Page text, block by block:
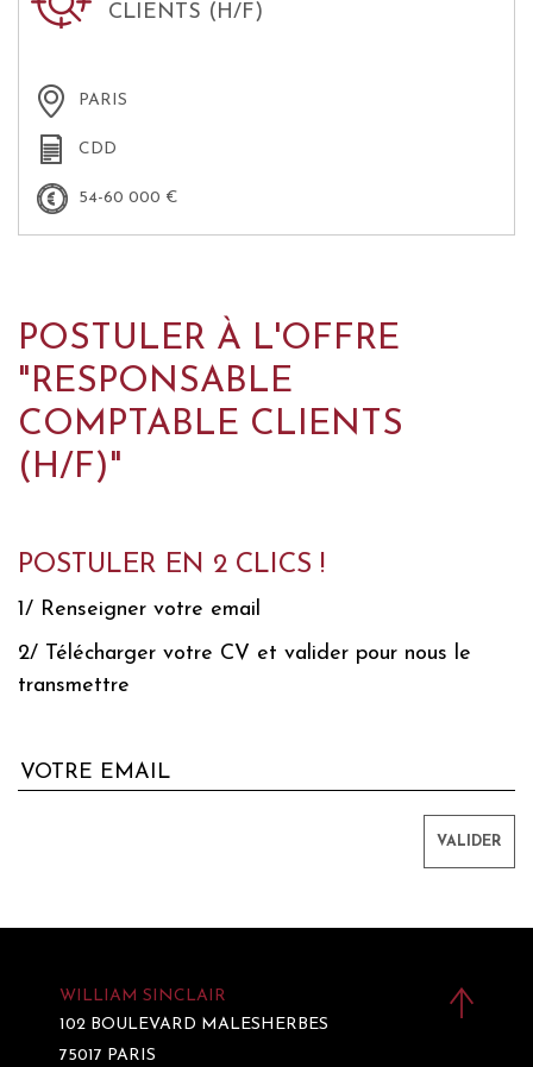
CLIENTS (H/F)
PARIS
CDD
54-60 000 €
POSTULER À L'OFFRE
"RESPONSABLE
COMPTABLE CLIENTS
(H/F)"
POSTULER EN 2 CLICS !
1/ Renseigner votre email
2/ Télécharger votre CV et valider pour nous le
transmettre
WILLIAM SINCLAIR
102 BOULEVARD MALESHERBES
75017 PARIS